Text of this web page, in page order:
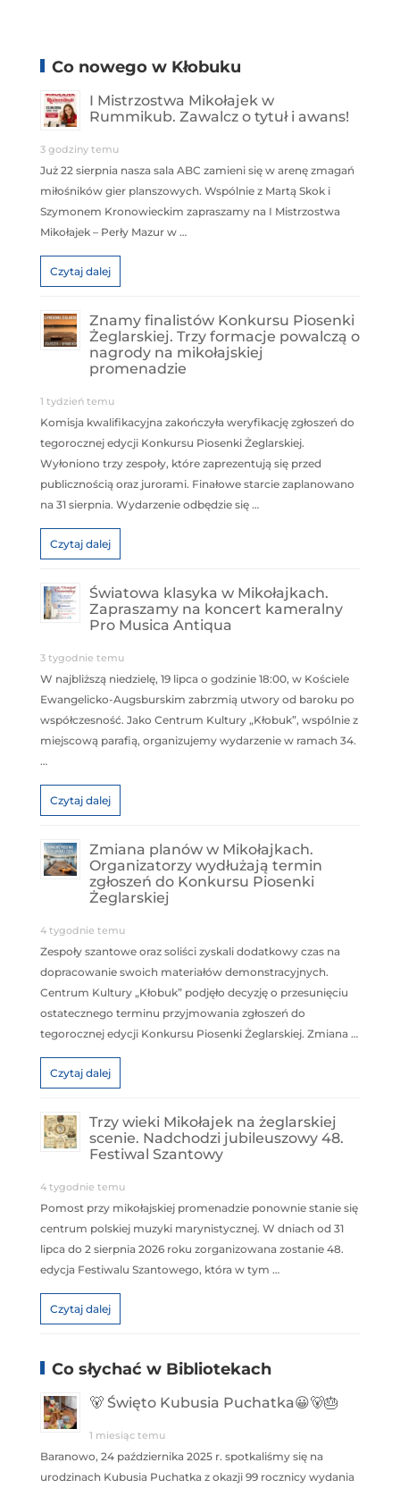
Co nowego w Kłobuku
I Mistrzostwa Mikołajek w
Rummikub. Zawalcz o tytuł i awans!
3 godziny temu
Już 22 sierpnia nasza sala ABC zamieni się w arenę zmagań
miłośników gier planszowych. Wspólnie z Martą Skok i
Szymonem Kronowieckim zapraszamy na I Mistrzostwa
Mikołajek – Perły Mazur w …
Czytaj dalej
Znamy finalistów Konkursu Piosenki
Żeglarskiej. Trzy formacje powalczą o
nagrody na mikołajskiej
promenadzie
1 tydzień temu
Komisja kwalifikacyjna zakończyła weryfikację zgłoszeń do
tegorocznej edycji Konkursu Piosenki Żeglarskiej.
Wyłoniono trzy zespoły, które zaprezentują się przed
publicznością oraz jurorami. Finałowe starcie zaplanowano
na 31 sierpnia. Wydarzenie odbędzie się …
Czytaj dalej
Światowa klasyka w Mikołajkach.
Zapraszamy na koncert kameralny
Pro Musica Antiqua
3 tygodnie temu
W najbliższą niedzielę, 19 lipca o godzinie 18:00, w Kościele
Ewangelicko-Augsburskim zabrzmią utwory od baroku po
współczesność. Jako Centrum Kultury „Kłobuk”, wspólnie z
miejscową parafią, organizujemy wydarzenie w ramach 34.
…
Czytaj dalej
Zmiana planów w Mikołajkach.
Organizatorzy wydłużają termin
zgłoszeń do Konkursu Piosenki
Żeglarskiej
4 tygodnie temu
Zespoły szantowe oraz soliści zyskali dodatkowy czas na
dopracowanie swoich materiałów demonstracyjnych.
Centrum Kultury „Kłobuk” podjęło decyzję o przesunięciu
ostatecznego terminu przyjmowania zgłoszeń do
tegorocznej edycji Konkursu Piosenki Żeglarskiej. Zmiana …
Czytaj dalej
Trzy wieki Mikołajek na żeglarskiej
scenie. Nadchodzi jubileuszowy 48.
Festiwal Szantowy
4 tygodnie temu
Pomost przy mikołajskiej promenadzie ponownie stanie się
centrum polskiej muzyki marynistycznej. W dniach od 31
lipca do 2 sierpnia 2026 roku zorganizowana zostanie 48.
edycja Festiwalu Szantowego, która w tym …
Czytaj dalej
Co słychać w Bibliotekach
🐻 Święto Kubusia Puchatka😀🐻🎂
1 miesiąc temu
Baranowo, 24 października 2025 r. spotkaliśmy się na
urodzinach Kubusia Puchatka z okazji 99 rocznicy wydania